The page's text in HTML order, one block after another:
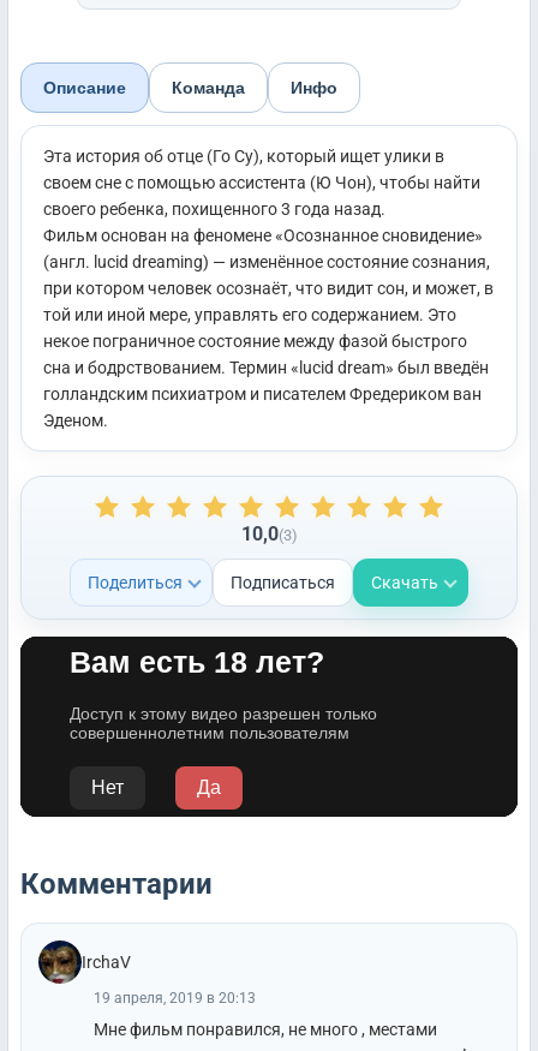
Описание Команда Инфо
Эта история об отце (Го Су), который ищет улики в
своем сне с помощью ассистента (Ю Чон), чтобы найти
своего ребенка, похищенного 3 года назад.
Фильм основан на феномене «Осознанное сновидение»
(англ. lucid dreaming) — изменённое состояние сознания,
при котором человек осознаёт, что видит сон, и может, в
той или иной мере, управлять его содержанием. Это
некое пограничное состояние между фазой быстрого
сна и бодрствованием. Термин «lucid dream» был введён
голландским психиатром и писателем Фредериком ван
Эденом.
10,0(3)
Поделиться Подписаться Скачать
Комментарии
IrchaV
19 апреля, 2019 в 20:13
Мне фильм понравился, не много , местами